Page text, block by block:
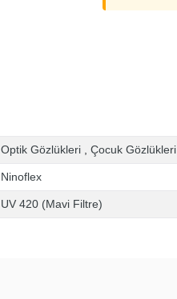
Optik Gözlükleri Çocuk Gözlükleri
Ninoflex
UV 420 (Mavi Filtre)